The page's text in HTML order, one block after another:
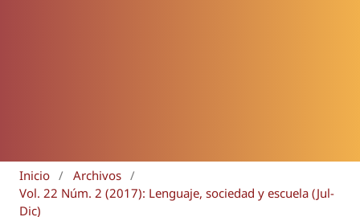
Inicio / Archivos /
Vol. 22 Núm. 2 (2017): Lenguaje, sociedad y escuela (Jul-
Dic)